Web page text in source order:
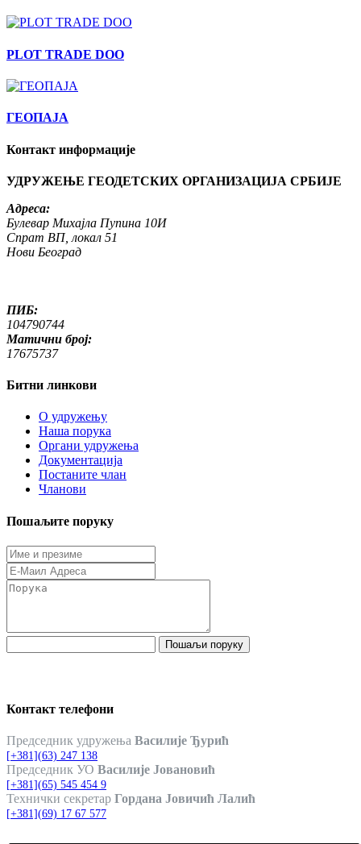
PLOT TRADE DOO
ГЕОПАЈА
Контакт информације
УДРУЖЕЊЕ ГЕОДЕТСКИХ ОРГАНИЗАЦИЈА СРБИЈЕ
Адреса:
Булевар Михајла Пупина 10И
Спрат ВП, локал 51
Нови Београд
ПИБ:
104790744
Матични број:
17675737
Битни линкови
O удружењу
Наша порука
Органи удружења
Документација
Постаните члан
Чланови
Пошаљите поруку
Пошаљи поруку
Контакт телефони
Председник удружења Василије Ђурић
[+381](63) 247 138
Председник УО Василије Јовановић
[+381](65) 545 454 9
Технички секретар Гордана Јовичић Лалић
[+381](69) 17 67 577